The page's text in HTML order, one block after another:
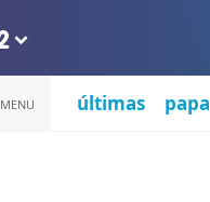
MENU últimas papa